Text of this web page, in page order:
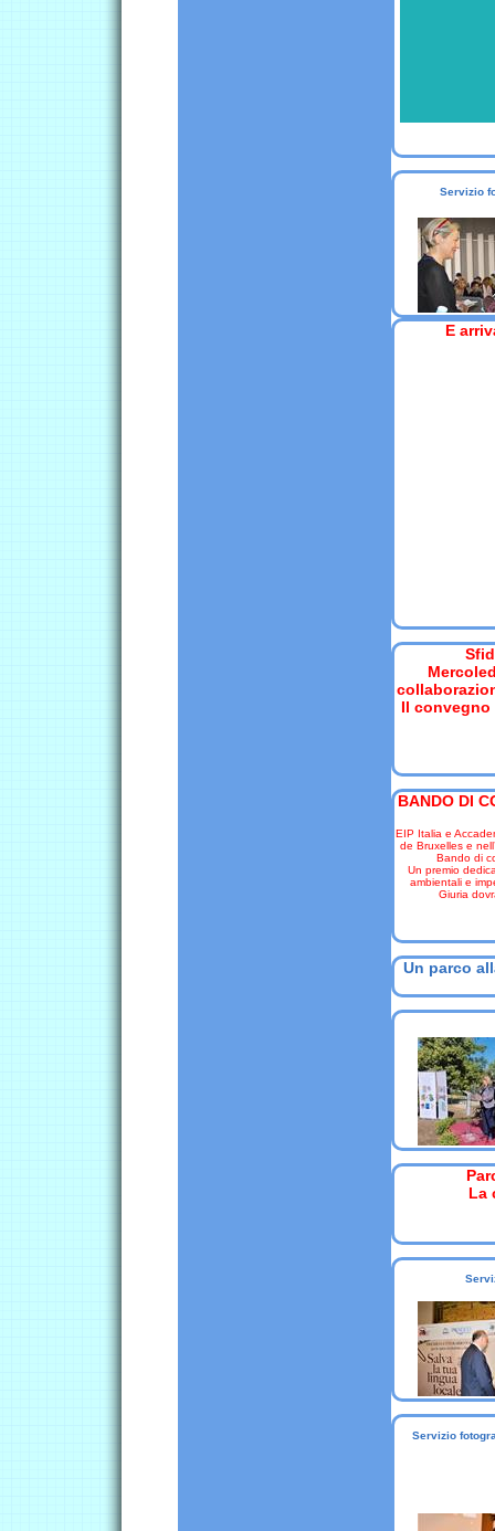
Servizio
E
Il convegno
BANDO DI
EIP Italia e
de Bruxelles e
Bando di
Un premio
ambientali e
Giuria
Un parco
La
Servizio